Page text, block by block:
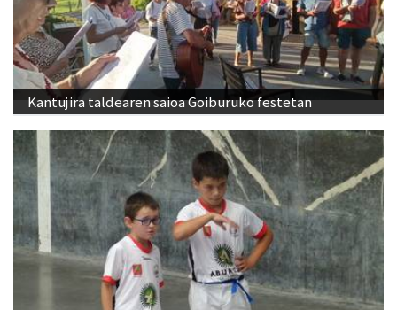
Kantujira taldearen saioa Goiburuko festetan